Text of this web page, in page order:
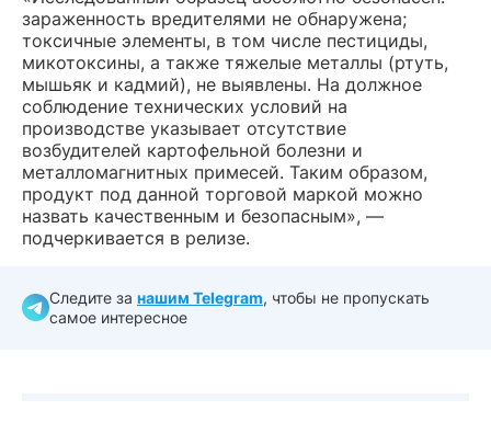
зараженность вредителями не обнаружена;
токсичные элементы, в том числе пестициды,
микотоксины, а также тяжелые металлы (ртуть,
мышьяк и кадмий), не выявлены. На должное
соблюдение технических условий на
производстве указывает отсутствие
возбудителей картофельной болезни и
металломагнитных примесей. Таким образом,
продукт под данной торговой маркой можно
назвать качественным и безопасным», —
подчеркивается в релизе.
Следите за нашим Telegram, чтобы не пропускать
самое интересное